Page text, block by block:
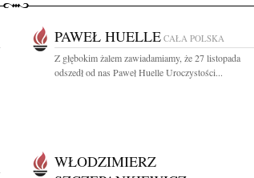
PAWEŁ HUELLE CAŁA POLSKA
Z głębokim żalem zawiadamiamy, że 27 listopada
odszedł od nas Paweł Huelle Uroczystości...
WŁODZIMIERZ